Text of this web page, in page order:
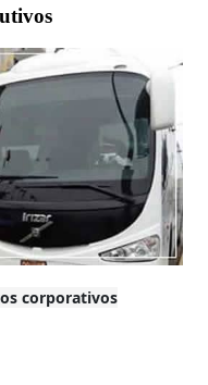
corporativos